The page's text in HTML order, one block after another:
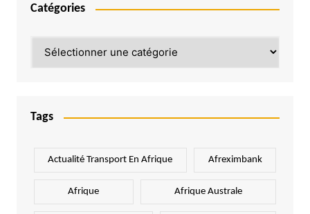
Catégories
Tags
Actualité Transport En Afrique Afreximbank
Afrique Afrique Australe